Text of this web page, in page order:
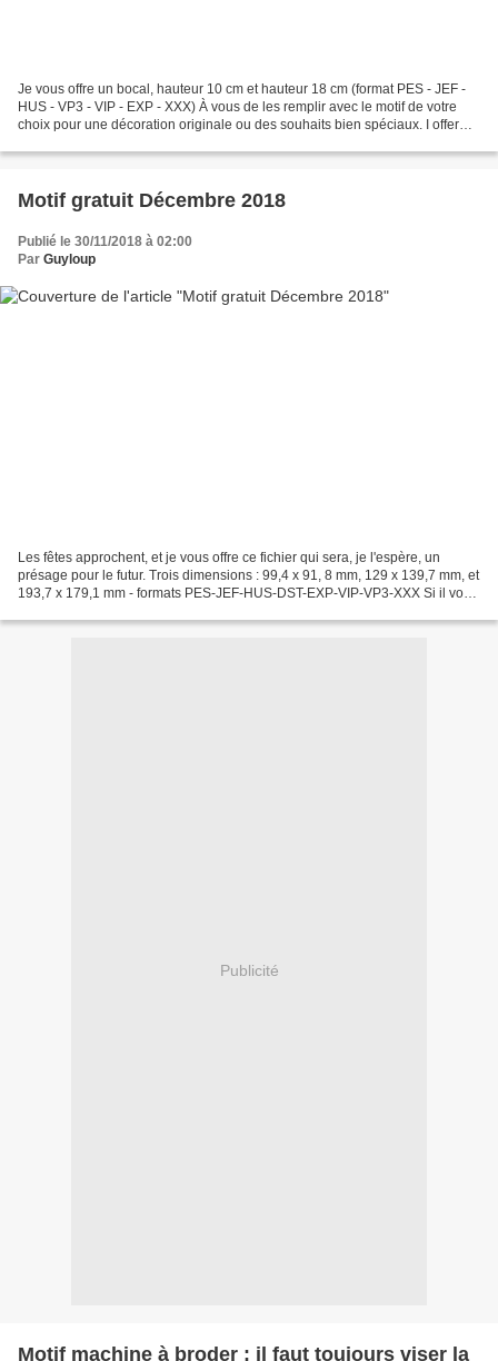
Je vous offre un bocal, hauteur 10 cm et hauteur 18 cm (format PES - JEF -
HUS - VP3 - VIP - EXP - XXX) À vous de les remplir avec le motif de votre
choix pour une décoration originale ou des souhaits bien spéciaux. I offer
Motif gratuit Décembre 2018
Publié le 30/11/2018 à 02:00
Par Guyloup
Les fêtes approchent, et je vous offre ce fichier qui sera, je l'espère, un
présage pour le futur. Trois dimensions : 99,4 x 91, 8 mm, 129 x 139,7 mm, et
193,7 x 179,1 mm - formats PES-JEF-HUS-DST-EXP-VIP-VP3-XXX Si il vous
Publicité
Motif machine à broder : il faut toujours viser la